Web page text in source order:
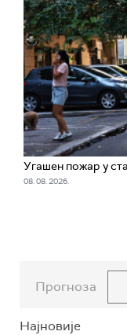
Угашен пожар у
08. 08. 2026.
Прогноза
Најновије